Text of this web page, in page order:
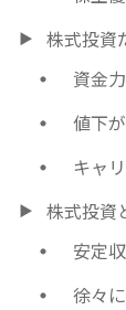
株式投資
資金
値下
キャ
株式投資
安定
徐々